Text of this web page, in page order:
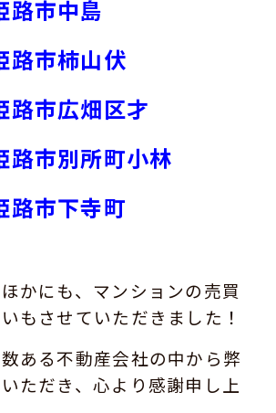
路市中島
路市柿山伏
路市広畑区才
路市別所町小林
路市下寺町
かにも、マンションの売買
もさせていただきました！
ある不動産会社の中から弊
ただき、心より感謝申し上